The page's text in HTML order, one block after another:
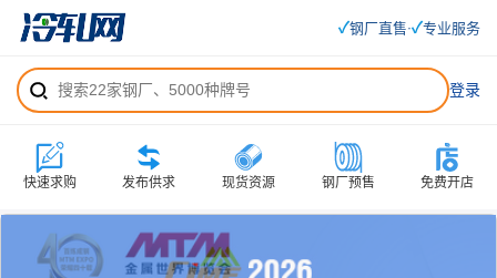
✓钢厂直售·✓专业服务
登录
快速求购 发布供求 现货资源 钢厂预售 免费开店